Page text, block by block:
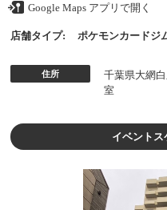
Google Maps アプリで開く
店舗タイプ: ポケモンカードジ
住所
千葉県大網
室
イベントス